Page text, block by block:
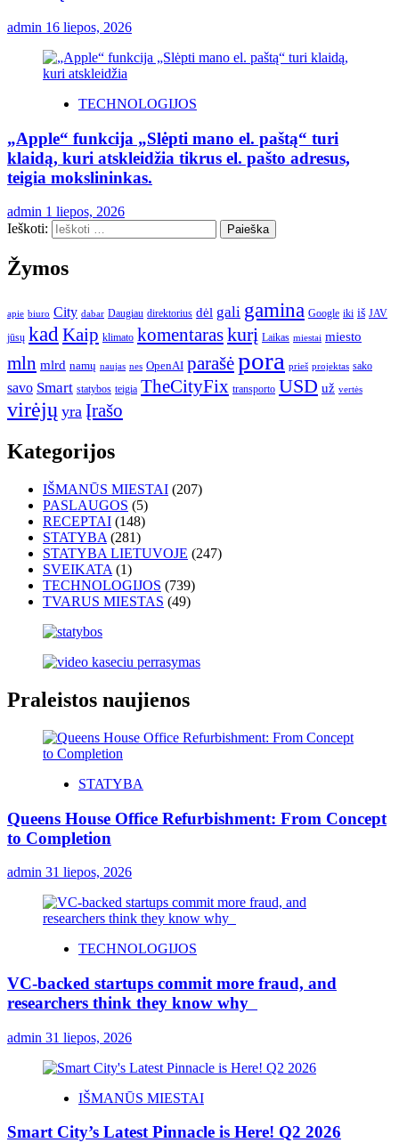
admin 16 liepos, 2026
TECHNOLOGIJOS
„Apple“ funkcija „Slėpti mano el. paštą“ turi
klaidą, kuri atskleidžia tikrus el. pašto adresus,
teigia mokslininkas.
admin 1 liepos, 2026
Ieškoti:
Žymos
apie biuro City dabar Daugiau direktorius dėl gali gamina Google iki iš JAV
jūsų kad Kaip klimato komentaraskurį Laikas miestai miesto
mln mlrd namų naujas nes OpenAI parašėpora prieš projektas sako
savo Smart statybos teigia TheCityFix transporto USD už vertės
virėjų yra Įrašo
Kategorijos
IŠMANŪS MIESTAI (207)
PASLAUGOS (5)
RECEPTAI (148)
STATYBA (281)
STATYBA LIETUVOJE (247)
SVEIKATA (1)
TECHNOLOGIJOS (739)
TVARUS MIESTAS (49)
Praleistos naujienos
STATYBA
Queens House Office Refurbishment: From Concept
to Completion
admin 31 liepos, 2026
TECHNOLOGIJOS
VC-backed startups commit more fraud, and
researchers think they know why
admin 31 liepos, 2026
IŠMANŪS MIESTAI
Smart City’s Latest Pinnacle is Here! Q2 2026